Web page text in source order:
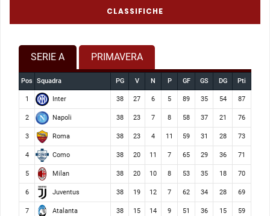
CLASSIFICHE
SERIE A PRIMAVERA
Pos Squadra PG V N P GF GS DG Pti
1 Inter 38 27 6 5 89 35 54 87
2 Napoli 38 23 7 8 58 37 21 76
3 Roma 38 23 4 11 59 31 28 73
4 Como 38 20 11 7 65 29 36 71
5 Milan 38 20 10 8 53 35 18 70
6 Juventus 38 19 12 7 62 34 28 69
7 Atalanta 38 15 14 9 51 36 15 59